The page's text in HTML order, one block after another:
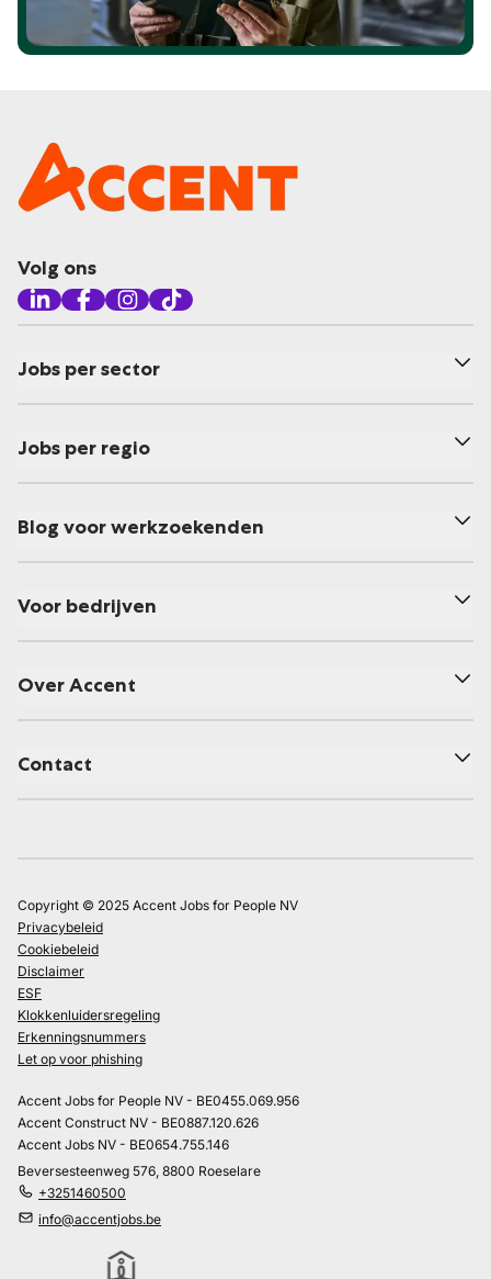
Volg ons
Jobs per sector
Jobs per regio
Blog voor werkzoekenden
Voor bedrijven
Over Accent
Contact
Copyright © 2025 Accent Jobs for People NV
Privacybeleid
Cookiebeleid
Disclaimer
ESF
Klokkenluidersregeling
Erkenningsnummers
Let op voor phishing
Accent Jobs for People NV - BE0455.069.956
Accent Construct NV - BE0887.120.626
Accent Jobs NV - BE0654.755.146
Beversesteenweg 576, 8800 Roeselare
+3251460500
info@accentjobs.be